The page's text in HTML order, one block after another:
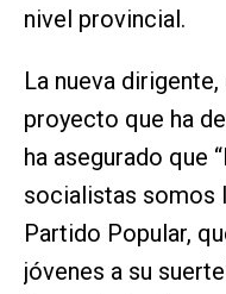
nivel provincial.
La nueva
proyecto que ha
ha asegurado que
socialistas somos
Partido Popular,
jóvenes a su